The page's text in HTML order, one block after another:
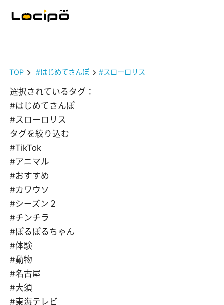
TOP #はじめてさんぽ #スローロリス
選択されているタグ：
#はじめてさんぽ
#スローロリス
タグを絞り込む
#TikTok
#アニマル
#おすすめ
#カワウソ
#シーズン２
#チンチラ
#ぽるぽるちゃん
#体験
#動物
#名古屋
#大須
#東海テレビ